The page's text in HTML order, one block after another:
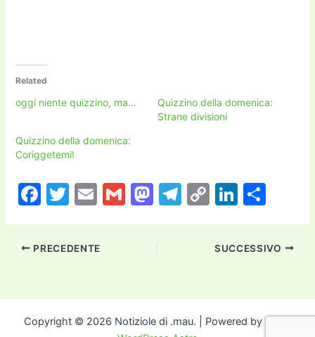
Related
oggi niente quizzino, ma…
Quizzino della domenica:
Strane divisioni
Quizzino della domenica:
Coriggetemi!
F
c
e
o
o
T
itt
er
E
ai
l
G
M
o
n
T
m
C
p
y
n
k
Li
k
e
n
n
di
di
PRECEDENTE SUCCESSIVO
Copyright © 2026 Notiziole di .mau. | Powered by Tema